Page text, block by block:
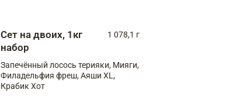
Сет на двоих, 1кг
набор
1 078,1 г
Запечённый лосось терияки, Мияги,
Филадельфия фреш, Аяши XL,
Крабик Хот